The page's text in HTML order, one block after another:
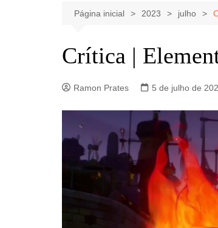
Celebridades
Música
Notícias
Clássicos
Página inicial 2023 julho
Crítica |
Ramon Prates 5 de julho de